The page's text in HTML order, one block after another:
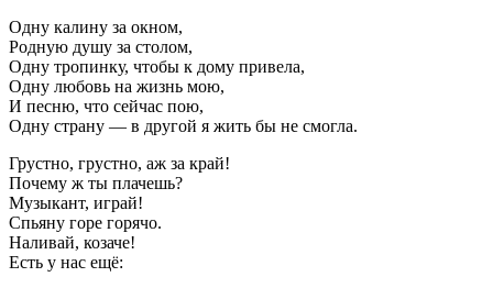
Одну калину за окном,
Родную душу за столом,
Одну тропинку, чтобы к дому привела,
Одну любовь на жизнь мою,
И песню, что сейчас пою,
Одну страну — в другой я жить бы не смогла.
Грустно, грустно, аж за край!
Почему ж ты плачешь?
Музыкант, играй!
Спьяну горе горячо.
Наливай, козаче!
Есть у нас ещё: